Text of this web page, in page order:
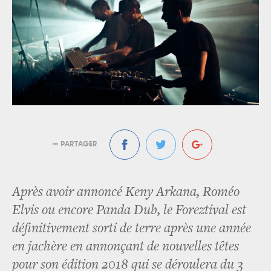
— PARTAGER
Après avoir annoncé Keny Arkana, Roméo
Elvis ou encore Panda Dub, le Foreztival est
définitivement sorti de terre après une année
en jachère en annonçant de nouvelles têtes
pour son édition 2018 qui se déroulera du 3